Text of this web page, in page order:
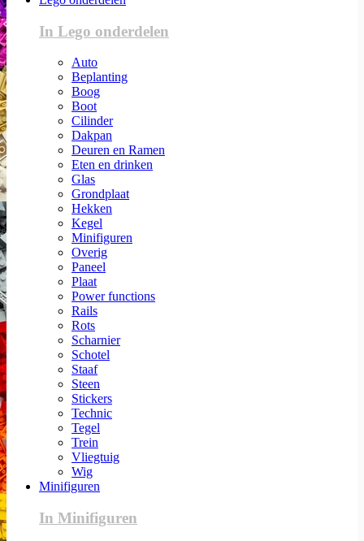
In Lego onderdelen
Auto
Beplanting
Boog
Boot
Cilinder
Dakpan
Deuren en Ramen
Eten en drinken
Glas
Grondplaat
Hekken
Kegel
Minifiguren
Overig
Paneel
Plaat
Power functions
Rails
Rots
Scharnier
Schotel
Staaf
Steen
Stickers
Technic
Tegel
Trein
Vliegtuig
Wig
Minifiguren
In Minifiguren